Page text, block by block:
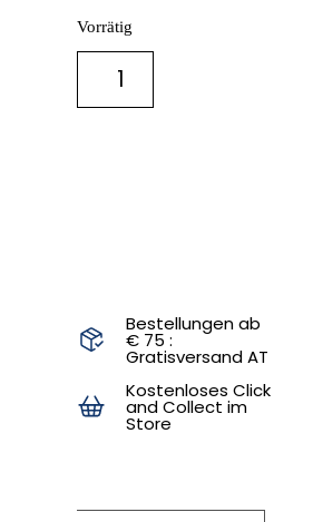
Vorrätig
Bestellungen ab
€ 75 :
Gratisversand AT
Kostenloses Click
and Collect im
Store